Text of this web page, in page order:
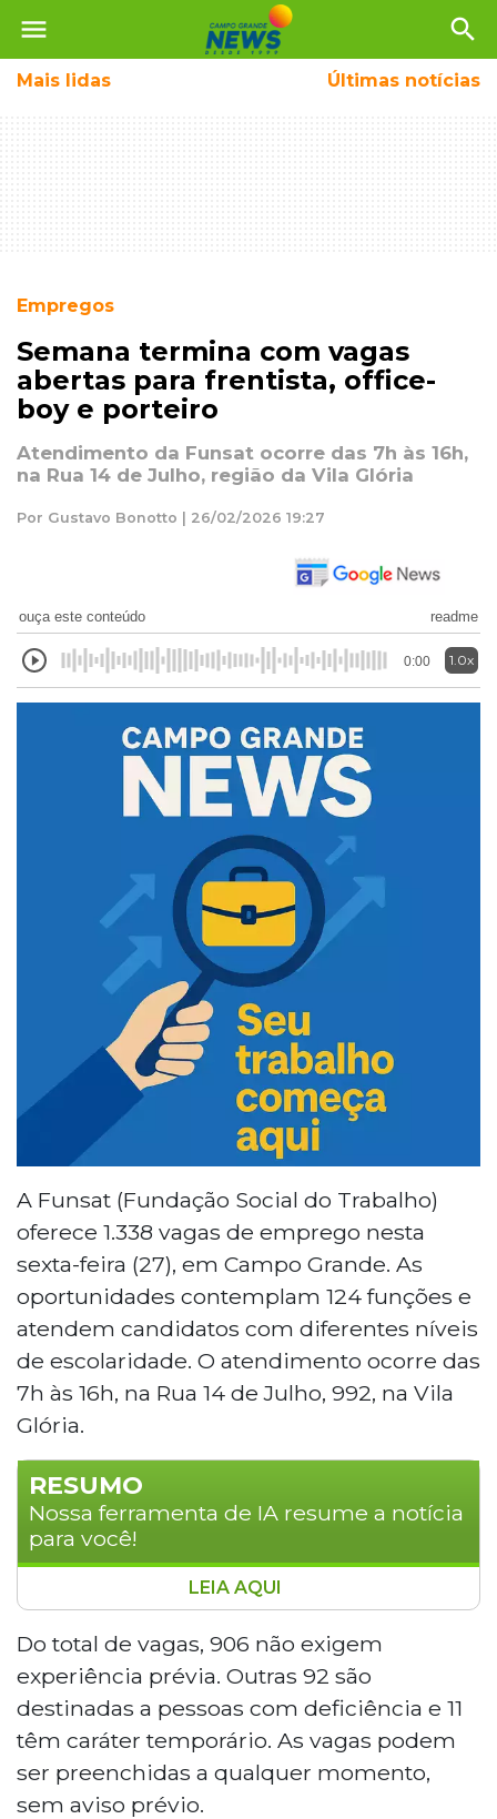
menu search
Mais lidas Últimas notícias
Empregos
Semana termina com vagas
abertas para frentista, office-
boy e porteiro
Atendimento da Funsat ocorre das 7h às 16h,
na Rua 14 de Julho, região da Vila Glória
Por Gustavo Bonotto | 26/02/2026 19:27
ouça este conteúdo readme
0:00 1.0x
A Funsat (Fundação Social do Trabalho)
oferece 1.338 vagas de emprego nesta
sexta-feira (27), em Campo Grande. As
oportunidades contemplam 124 funções e
atendem candidatos com diferentes níveis
de escolaridade. O atendimento ocorre das
7h às 16h, na Rua 14 de Julho, 992, na Vila
Glória.
RESUMO
Nossa ferramenta de IA resume a notícia
para você!
A Funsat (Fundação Social do Trabalho)
disponibiliza 1.338 vagas de emprego em
Campo Grande nesta sexta-feira. São 124
funções diferentes, incluindo 906 vagas
sem exigência de experiência, 92 para
pessoas com deficiência e 11 temporárias.
As oportunidades com maior demanda
são auxiliar de limpeza (123), operador de
LEIA AQUI
Do total de vagas, 906 não exigem
experiência prévia. Outras 92 são
destinadas a pessoas com deficiência e 11
têm caráter temporário. As vagas podem
ser preenchidas a qualquer momento,
sem aviso prévio.